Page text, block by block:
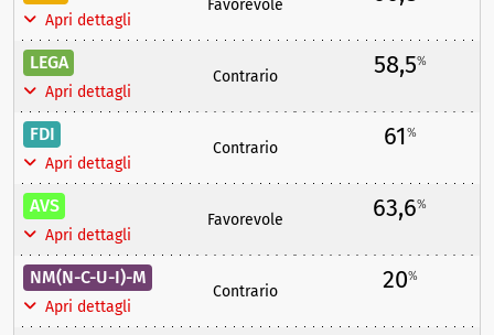
Apri dettagli
Favorevole
LEGA
Apri dettagli
Contrario 58,5%
FDI
Apri dettagli
Contrario 61%
AVS
Apri dettagli
Favorevole 63,6%
NM(N-C-U-I)-M
Apri dettagli
Contrario 20%